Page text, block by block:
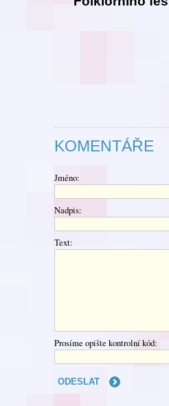
KOMENTÁŘE
Jméno:
Nadpis:
Text:
Prosíme opište kontrolní kód: